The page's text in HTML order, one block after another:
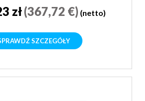
zł(367,72 €) (netto)
SZCZEGÓŁY